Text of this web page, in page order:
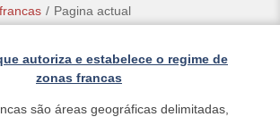
/ Pagina actual
autoriza e estabelece o regime de
zonas francas
são áreas geográficas delimitadas,